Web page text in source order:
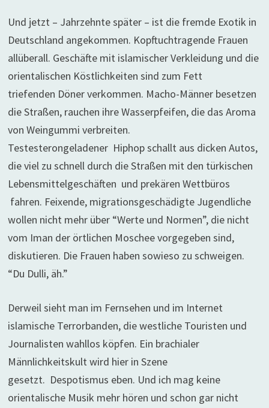
Und jetzt – Jahrzehnte später – ist die fremde Exotik in
Deutschland angekommen. Kopftuchtragende Frauen
allüberall. Geschäfte mit islamischer Verkleidung und die
orientalischen Köstlichkeiten sind zum Fett
triefenden Döner verkommen. Macho-Männer besetzen
die Straßen, rauchen ihre Wasserpfeifen, die das Aroma
von Weingummi verbreiten.
Testesterongeladener Hiphop schallt aus dicken Autos,
die viel zu schnell durch die Straßen mit den türkischen
Lebensmittelgeschäften und prekären Wettbüros
fahren. Feixende, migrationsgeschädigte Jugendliche
wollen nicht mehr über “Werte und Normen”, die nicht
vom Iman der örtlichen Moschee vorgegeben sind,
diskutieren. Die Frauen haben sowieso zu schweigen.
“Du Dulli, äh.”
Derweil sieht man im Fernsehen und im Internet
islamische Terrorbanden, die westliche Touristen und
Journalisten wahllos köpfen. Ein brachialer
Männlichkeitskult wird hier in Szene
gesetzt. Despotismus eben. Und ich mag keine
orientalische Musik mehr hören und schon gar nicht